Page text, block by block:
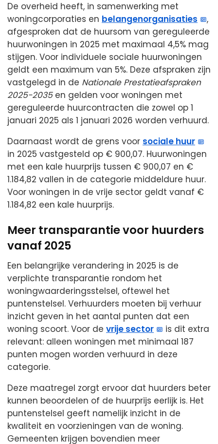
De overheid heeft, in samenwerking met
woningcorporaties en belangenorganisaties
,
afgesproken dat de huursom van gereguleerde
huurwoningen in 2025 met maximaal 4,5% mag
stijgen. Voor individuele sociale huurwoningen
geldt een maximum van 5%. Deze afspraken zijn
vastgelegd in de Nationale Prestatieafspraken
2025-2035en gelden voor woningen met
gereguleerde huurcontracten die zowel op 1
januari 2025 als 1 januari 2026 worden verhuurd.
Daarnaast wordt de grens voor sociale huur
in 2025 vastgesteld op € 900,07. Huurwoningen
met een kale huurprijs tussen € 900,07 en €
1.184,82 vallen in de categorie middeldure huur.
Voor woningen in de vrije sector geldt vanaf €
1.184,82 een kale huurprijs.
Meer transparantie voor huurders
vanaf 2025
Een belangrijke verandering in 2025 is de
verplichte transparantie rondom het
woningwaarderingsstelsel, oftewel het
puntenstelsel. Verhuurders moeten bij verhuur
inzicht geven in het aantal punten dat een
woning scoort. Voor de vrije sector
is dit extra
relevant: alleen woningen met minimaal 187
punten mogen worden verhuurd in deze
categorie.
Deze maatregel zorgt ervoor dat huurders beter
kunnen beoordelen of de huurprijs eerlijk is. Het
puntenstelsel geeft namelijk inzicht in de
kwaliteit en voorzieningen van de woning.
Gemeenten krijgen bovendien meer